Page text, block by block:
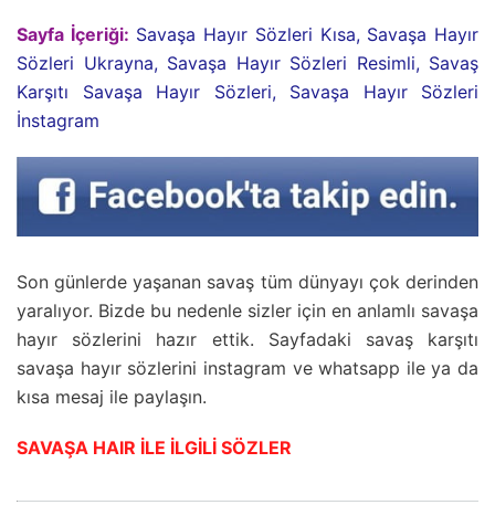
Sayfa İçeriği: Savaşa Hayır Sözleri Kısa, Savaşa Hayır
Sözleri Ukrayna, Savaşa Hayır Sözleri Resimli, Savaş
Karşıtı Savaşa Hayır Sözleri, Savaşa Hayır Sözleri
İnstagram
Son günlerde yaşanan savaş tüm dünyayı çok derinden
yaralıyor. Bizde bu nedenle sizler için en anlamlı savaşa
hayır sözlerini hazır ettik. Sayfadaki savaş karşıtı
savaşa hayır sözlerini instagram ve whatsapp ile ya da
kısa mesaj ile paylaşın.
SAVAŞA HAIR İLE İLGİLİ SÖZLER